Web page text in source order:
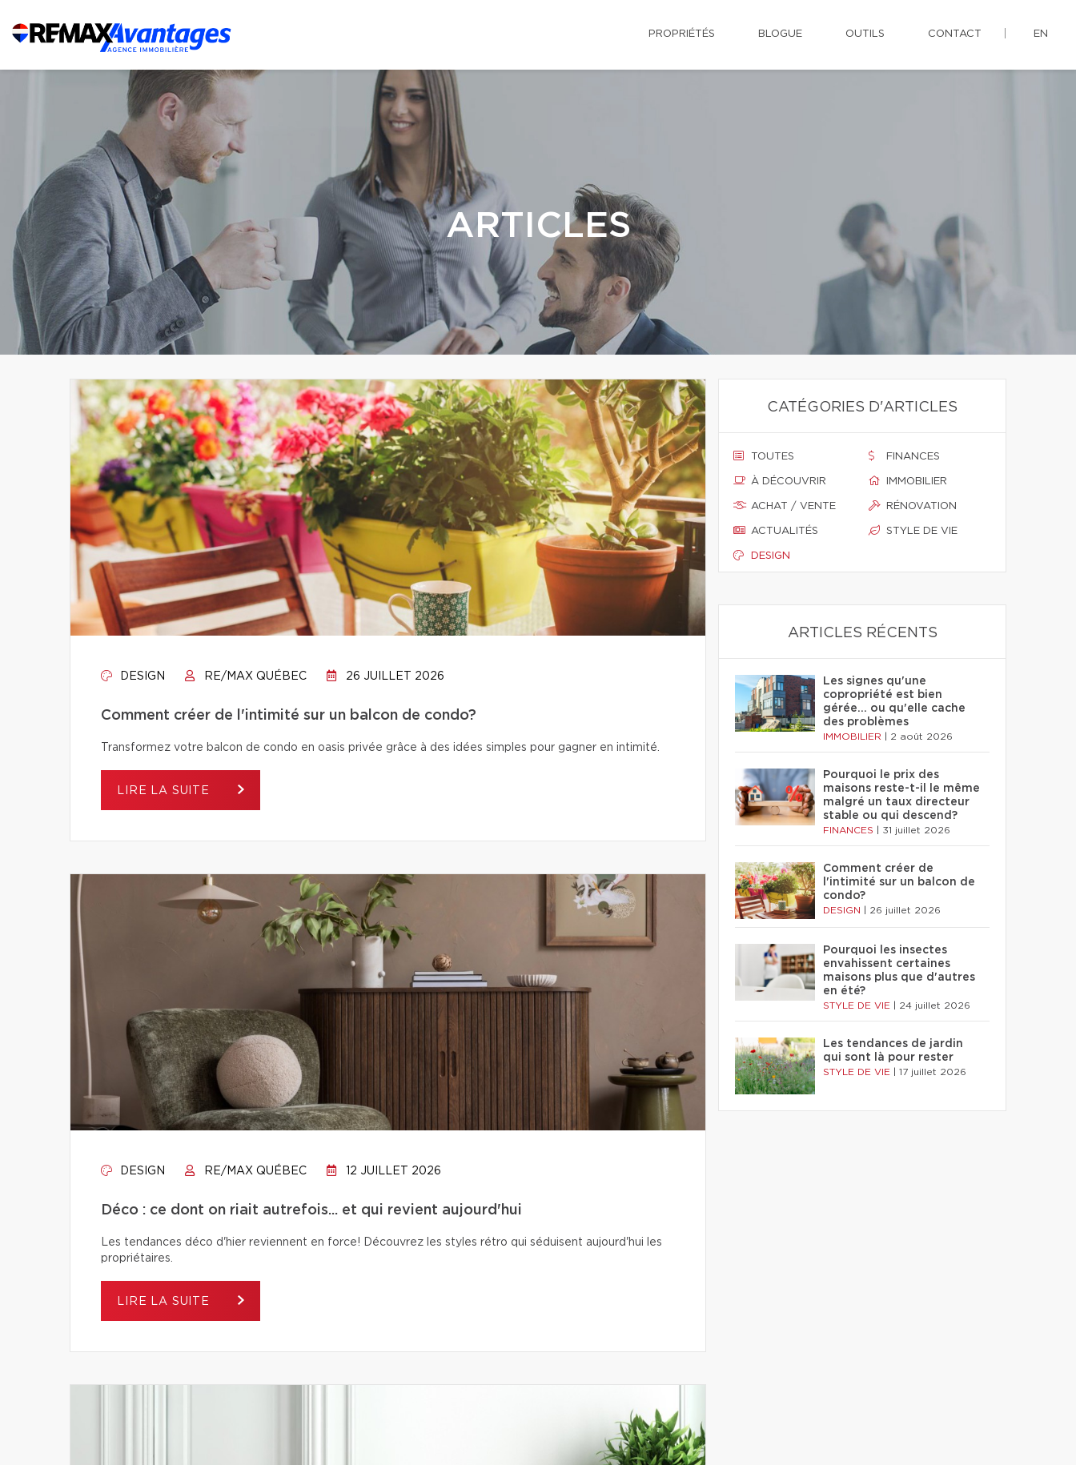
PROPRIÉTÉS BLOGUE OUTILS CONTACT EN
ARTICLES
DESIGN RE/MAX QUÉBEC 26 JUILLET 2026
Comment créer de l'intimité sur un balcon de condo?
Transformez votre balcon de condo en oasis privée grâce à des idées simples pour gagner en intimité.
LIRE LA SUITE
DESIGN RE/MAX QUÉBEC 12 JUILLET 2026
Déco : ce dont on riait autrefois... et qui revient aujourd'hui
Les tendances déco d'hier reviennent en force! Découvrez les styles rétro qui séduisent aujourd'hui les
propriétaires.
LIRE LA SUITE
CATÉGORIES D'ARTICLES
TOUTES
À DÉCOUVRIR
ACHAT / VENTE
ACTUALITÉS
DESIGN
FINANCES
IMMOBILIER
RÉNOVATION
STYLE DE VIE
ARTICLES RÉCENTS
Les signes qu'une
copropriété est bien
gérée… ou qu'elle cache
des problèmes
IMMOBILIER 2 août 2026
Pourquoi le prix des
maisons reste-t-il le même
malgré un taux directeur
stable ou qui descend?
FINANCES 31 juillet 2026
Comment créer de
l'intimité sur un balcon de
condo?
DESIGN 26 juillet 2026
Pourquoi les insectes
envahissent certaines
maisons plus que d'autres
en été?
STYLE DE VIE 24 juillet 2026
Les tendances de jardin
qui sont là pour rester
STYLE DE VIE 17 juillet 2026